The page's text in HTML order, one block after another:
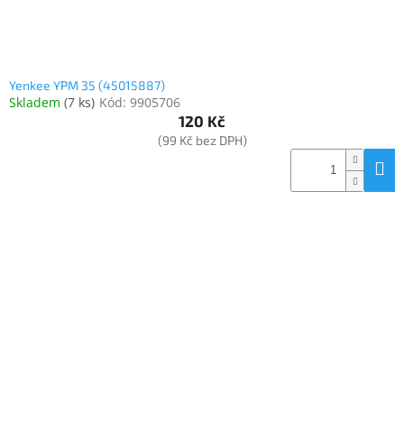
Yenkee YPM 35 (45015887)
Skladem (7 ks) Kód: 9905706
120 Kč
(99 Kč bez DPH)